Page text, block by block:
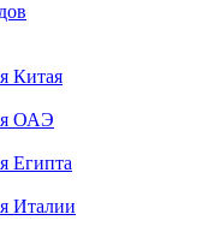
Китая
ОАЭ
Египта
Италии